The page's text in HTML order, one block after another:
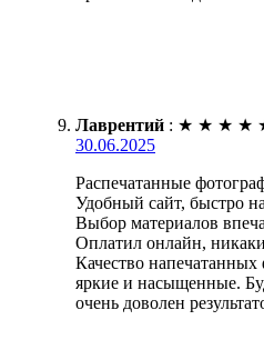
Лаврентий : ★ ★ ★ ★
30.06.2025
Распечатанные
Удобный сайт, быстро
Выбор материалов
Оплатил онлайн,
Качество напечатанных
яркие и насыщенные.
очень доволен